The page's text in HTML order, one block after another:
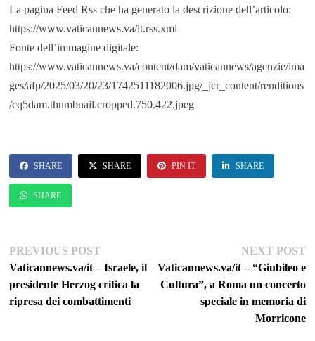
La pagina Feed Rss che ha generato la descrizione dell’articolo:
https://www.vaticannews.va/it.rss.xml
Fonte dell’immagine digitale:
https://www.vaticannews.va/content/dam/vaticannews/agenzie/ima
ges/afp/2025/03/20/23/1742511182006.jpg/_jcr_content/renditions
/cq5dam.thumbnail.cropped.750.422.jpeg
SHARE SHARE PIN IT SHARE
SHARE
Navigazione
articoli
PREVIOUS POSTPrevious
post:
Vaticannews.va/it – Israele, il
presidente Herzog critica la
ripresa dei combattimenti
NEXT POST
Vaticannews.va/it – “Giubileo e
Cultura”, a Roma un concerto
speciale in memoria di
Morricone